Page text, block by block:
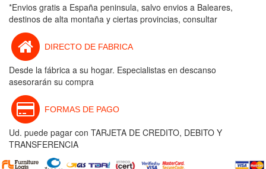
*Envios gratis a España peninsula, salvo envios a Baleares,
destinos de alta montaña y ciertas provincias, consultar
DIRECTO DE FABRICA
Desde la fábrica a su hogar. Especialistas en descanso
asesorarán su compra
FORMAS DE PAGO
Ud. puede pagar con TARJETA DE CREDITO, DEBITO Y
TRANSFERENCIA